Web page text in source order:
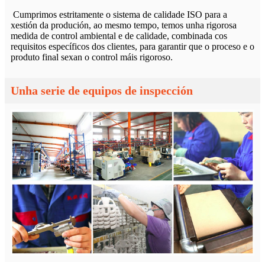
Cumprimos estritamente o sistema de calidade ISO para a
xestión da produción, ao mesmo tempo, temos unha rigorosa
medida de control ambiental e de calidade, combinada cos
requisitos específicos dos clientes, para garantir que o proceso e o
produto final sexan o control máis rigoroso.
Unha serie de equipos de inspección